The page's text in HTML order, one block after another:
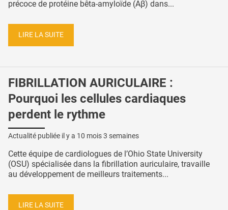
précoce de protéine bêta-amyloïde (Aβ) dans...
LIRE LA SUITE
FIBRILLATION AURICULAIRE :
Pourquoi les cellules cardiaques
perdent le rythme
Actualité publiée il y a 10 mois 3 semaines
Cette équipe de cardiologues de l’Ohio State University
(OSU) spécialisée dans la fibrillation auriculaire, travaille
au développement de meilleurs traitements...
LIRE LA SUITE